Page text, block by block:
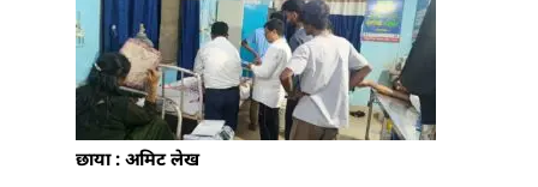
छाया : अमिट लेख